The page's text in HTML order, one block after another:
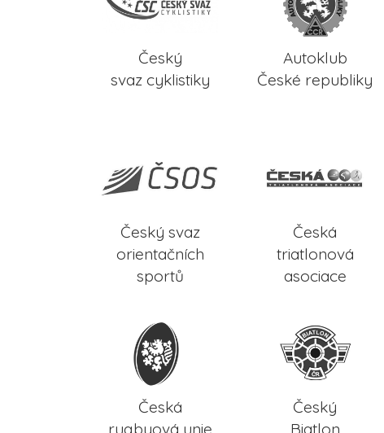
Český
svaz cyklistiky
Autoklub
České republiky
Český svaz
orientačních
sportů
Česká
triatlonová
asociace
Česká
rugbyová unie
Český
Biatlon